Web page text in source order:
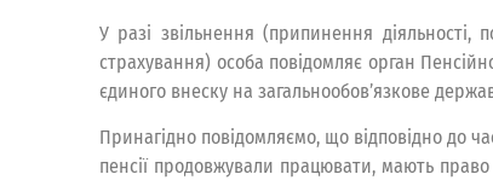
У разі звільнення (припинення
страхування) особа повідомляє орган
єдиного внеску на загальнообов’язкове
Принагідно повідомляємо, що відповідно до
пенсії продовжували працювати, мають